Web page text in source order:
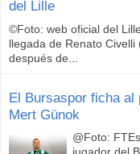
del Lille
©Foto: web oficial del
llegada de Renato
después de...
El Bursaspor ficha al
Mert Günok
@Foto: